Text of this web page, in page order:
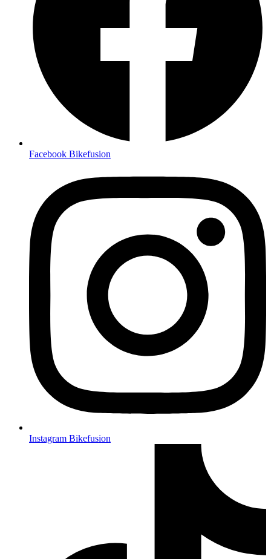
Facebook Bikefusion
Instagram Bikefusion